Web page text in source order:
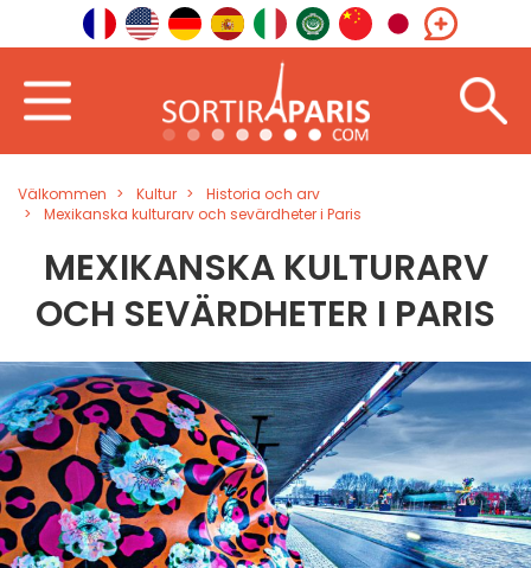
Välkommen Kultur
Historia och arv
Mexikanska kulturarv och sevärdheter i Paris
MEXIKANSKA KULTURARV
OCH SEVÄRDHETER I PARIS